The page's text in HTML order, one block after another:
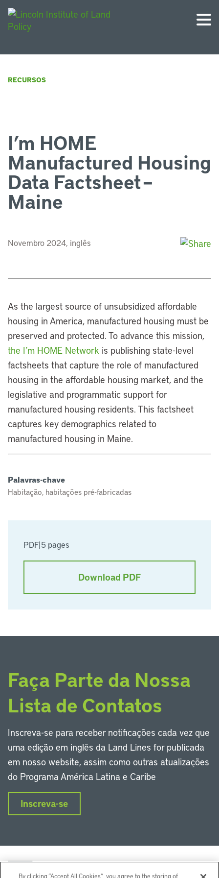
RECURSOS
PDF|5 pages
Download PDF
I’m HOME
Manufactured Housing
Data Factsheet –
Maine
Novembro 2024, inglês
As the largest source of unsubsidized affordable
housing in America, manufactured housing must be
preserved and protected. To advance this mission,
the I’m HOME Network is publishing state-level
factsheets that capture the role of manufactured
housing in the affordable housing market, and the
legislative and programmatic support for
manufactured housing residents. This factsheet
captures key demographics related to
manufactured housing in Maine.
Palavras-chave
Habitação, habitações pré-fabricadas
Faça Parte da Nossa
Lista de Contatos
Inscreva-se para receber notificações cada vez que
uma edição em inglês da Land Lines for publicada
em nosso website, assim como outras atualizações
do Programa América Latina e Caribe
Inscreva-se
By clicking “Accept All Cookies”, you agree to the storing of